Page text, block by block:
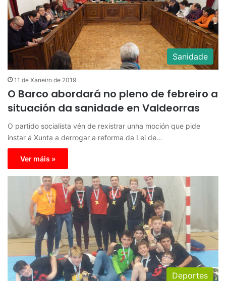
Sanidade
11 de Xaneiro de 2019
O Barco abordará no pleno de febreiro a
situación da sanidade en Valdeorras
O partido socialista vén de rexistrar unha moción que pide
instar á Xunta a derrogar a reforma da Lei de…
Ver máis »
Deportes